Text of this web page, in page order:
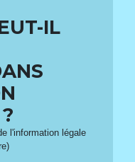
IL
l'information légale